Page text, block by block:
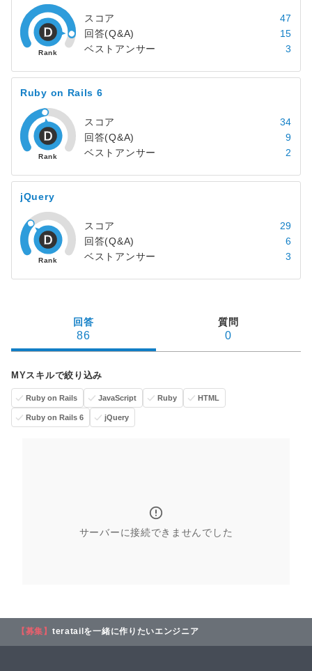
スコア
47
回答(Q&A)
15
ベストアンサー
3
Ruby on Rails 6
スコア
34
回答(Q&A)
9
ベストアンサー
2
jQuery
スコア
29
回答(Q&A)
6
ベストアンサー
3
回答
86
質問
0
MYスキルで絞り込み
Ruby on Rails JavaScript Ruby HTML
Ruby on Rails 6 jQuery
サーバーに接続できませんでした
【募集】 teratailを一緒に作りたいエンジニア